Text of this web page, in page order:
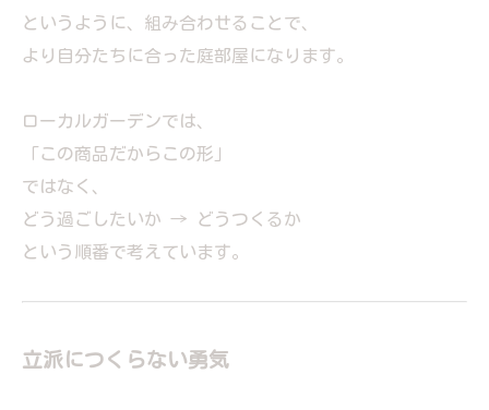
というように、組み合わせることで、
より自分たちに合った庭部屋になります。
ローカルガーデンでは、
「この商品だからこの形」
ではなく、
どう過ごしたいか → どうつくるか
という順番で考えています。
立派につくらない勇気